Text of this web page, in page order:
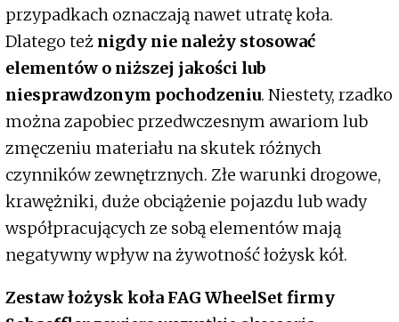
przypadkach oznaczają nawet utratę koła.
Dlatego też nigdy nie należy stosować
elementów o niższej jakości lub
niesprawdzonym pochodzeniu. Niestety, rzadko
można zapobiec przedwczesnym awariom lub
zmęczeniu materiału na skutek różnych
czynników zewnętrznych. Złe warunki drogowe,
krawężniki, duże obciążenie pojazdu lub wady
współpracujących ze sobą elementów mają
negatywny wpływ na żywotność łożysk kół.
Zestaw łożysk koła FAG WheelSet firmy